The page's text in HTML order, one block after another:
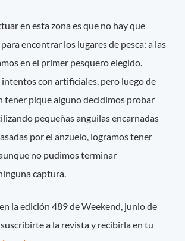
en esta zona es que no hay que
encontrar los lugares de pesca: a las
en el primer pesquero elegido.
intentos con artificiales, pero luego de
tener pique alguno decidimos probar
pequeñas anguilas encarnadas
por el anzuelo, logramos tener
no pudimos terminar
captura.
la edición 489 de Weekend, junio de
a la revista y recibirla en tu